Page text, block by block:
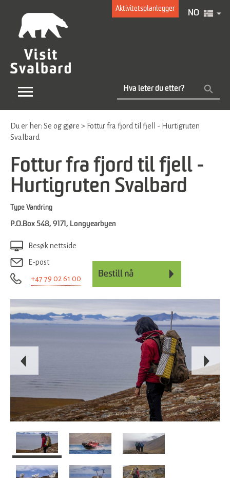
Aktivitetsplanlegger
NO
Du er her: Se og gjøre > Fottur fra fjord til fjell - Hurtigruten
Svalbard
Fottur fra fjord til fjell -
Hurtigruten Svalbard
Type Vandring
P.O.Box 548, 9171 , Longyearbyen
Besøk nettside
E-post
+47 79 02 61 00